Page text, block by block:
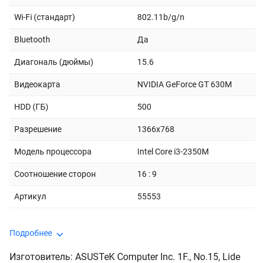
Wi-Fi (стандарт) 802.11b/g/n
Bluetooth Да
Диагональ (дюймы) 15.6
Видеокарта NVIDIA GeForce GT 630M
HDD (ГБ) 500
Разрешение 1366x768
Модель процессора Intel Core i3-2350M
Соотношение сторон 16 : 9
Артикул 55553
Подробнее
Изготовитель: ASUSTeK Computer Inc. 1F., No.15, Lide